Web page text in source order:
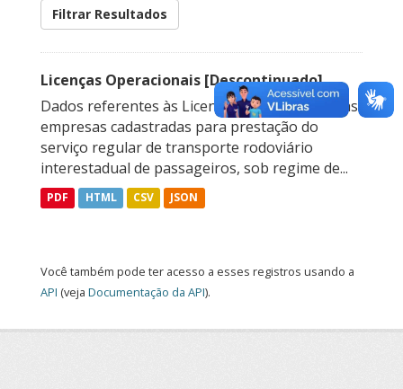
Filtrar Resultados
Licenças Operacionais [Descontinuado]
Dados referentes às Licenças Operacionais das
empresas cadastradas para prestação do
serviço regular de transporte rodoviário
interestadual de passageiros, sob regime de...
PDF HTML CSV JSON
Você também pode ter acesso a esses registros usando a
API (veja Documentação da API).